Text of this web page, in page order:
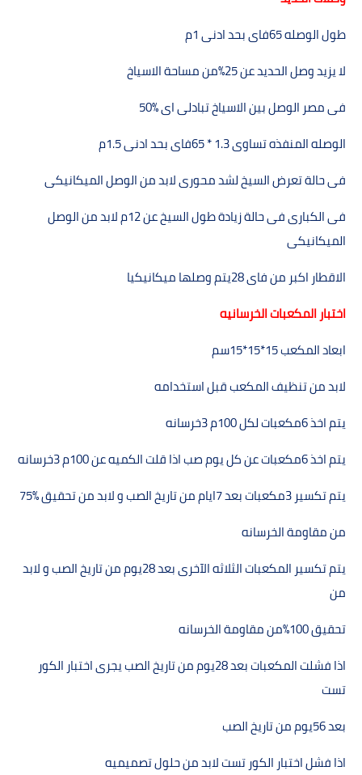
طول الوصله65فاى بحد ادنى1م
لا يزيد وصل الحديد عن%25من مساحة الاسياخ
فى مصر الوصل بين الاسياخ تبادلى اى %50
الوصله المنفذه تساوى65 * 1.3فاى بحد ادنى1.5م
فى حالة تعرض السيخ لشد محورى لابد من الوصل الميكانيكى
فى الكبارى فى حالة زيادة طول السيخ عن12م لابد من الوصل
الميكانيكى
الاقطار اكبر من فاى28يتم وصلھا ميكانيكيا
اختبار المكعبات الخرسانيه
ابعاد المكعب15*15*15سم
لابد من تنظيف المكعب قبل استخدامه
يتم اخذ6مكعبات لكل100م 3خرسانه
يتم اخذ6مكعبات عن كل يوم صب اذا قلت الكميه عن100م 3خرسانه
يتم تكسير 3مكعبات بعد7ايام من تاريخ الصب و لابد من تحقيق %75
من مقاومة الخرسانه
يتم تكسير المكعبات الثلاثه الآخرى بعد28يوم من تاريخ الصب و لابد
من
تحقيق%100من مقاومة الخرسانه
اذا فشلت المكعبات بعد28يوم من تاريخ الصب يجرى اختبار الكور
تست
بعد56يوم من تاريخ الصب
اذا فشل اختبار الكور تست لابد من حلول تصميميه